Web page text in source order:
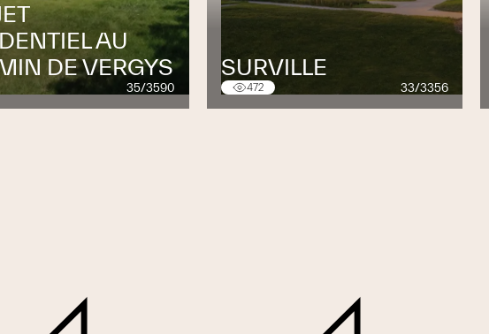
AU
DE VERGYS
35/3590
SURVILLE
472 33/3356